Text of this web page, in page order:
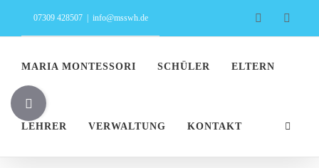
Inhalt
07309 428507 info@msswh.de Facebook
MARIA MONTESSORI SCHÜLER ELTERN
LEHRER VERWALTUNG KONTAKT
Toggle
Sliding